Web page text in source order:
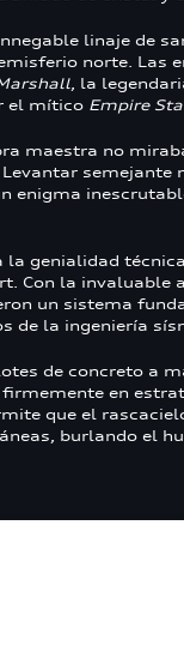
linaje de
norte. Las
, la
el mítico Empire
maestra no
semejante
enigma
la genialidad
Con la invaluable
un sistema
de la ingeniería
de concreto a
en
que el
burlando el